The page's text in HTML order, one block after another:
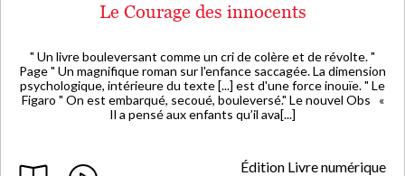
Le Courage des innocents
" Un livre bouleversant comme un cri de colère et de révolte. "
Page " Un magnifique roman sur l'enfance saccagée. La dimension
psychologique, intérieure du texte [...] est d'une force inouïe. " Le
Figaro " On est embarqué, secoué, bouleversé." Le nouvel Obs «
Il a pensé aux enfants qu’il ava[...]
Édition Livre numérique